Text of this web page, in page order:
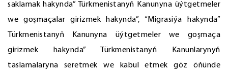
saklamak hakynda” Türkmenistanyň Kanunyna üýtgetmeler
we goşmaçalar girizmek hakynda”, “Migrasiýa hakynda”
Türkmenistanyň Kanunyna üýtgetmeler we goşmaça
girizmek hakynda” Türkmenistanyň Kanunlarynyň
taslamalaryna seretmek we kabul etmek göz öňünde